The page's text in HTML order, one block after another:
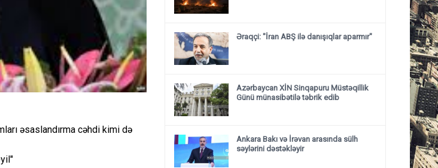
əsaslandırma cəhdi kimi də
Əraqçi: "İran ABŞ ilə danışıqlar aparmır"
Azərbaycan XİN Sinqapuru Müstəqillik
Günü münasibətilə təbrik edib
Ankara Bakı və İrəvan arasında sülh
səylərini dəstəkləyir